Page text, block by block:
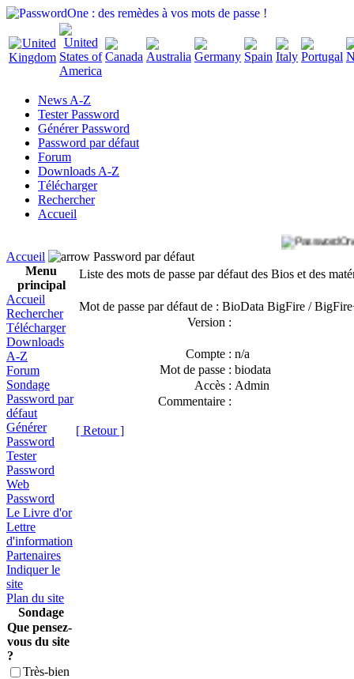
News A-Z
Tester Password
Générer Password
Password par défaut
Forum
Downloads A-Z
Télécharger
Rechercher
Accueil
Accueil
Password par défaut
Menu
principal
Accueil
Rechercher
Télécharger
Downloads
A-Z
Forum
Sondage
Password par
défaut
Générer
Password
Tester
Password
Web
Password
Le Livre d'or
Lettre
d'information
Partenaires
Indiquer le
site
Plan du site
Sondage
Que pensez-
vous du site
?
Très-bien
Liste des mots de passe par défaut des Bios et des
Mot de passe par défaut de : BioData BigFire /
Version :
Compte : n/a
Mot de passe : biodata
Accès : Admin
Commentaire :
[ Retour ]